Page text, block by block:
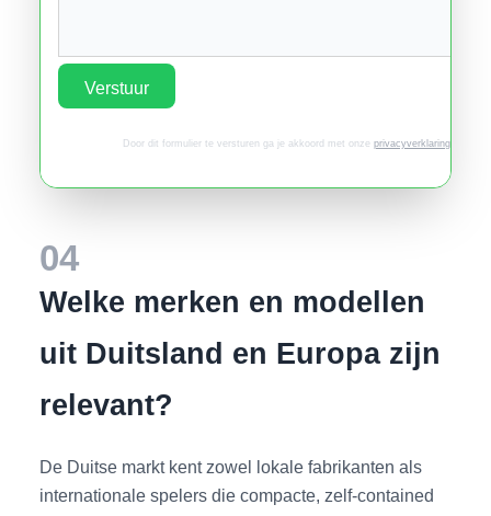
Verstuur
Door dit formulier te versturen ga je akkoord met onze privacyverklaring.
04
Welke merken en modellen
uit Duitsland en Europa zijn
relevant?
De Duitse markt kent zowel lokale fabrikanten als
internationale spelers die compacte, zelf-contained